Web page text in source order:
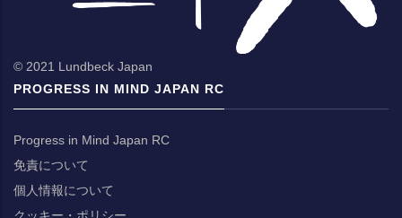
© 2021 Lundbeck Japan
PROGRESS IN MIND JAPAN RC
Progress in Mind Japan RC
免責について
個人情報について